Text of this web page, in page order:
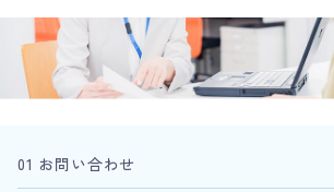
01 お問い合わせ